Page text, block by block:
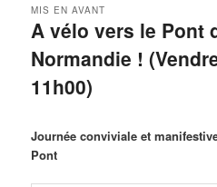
A vélo vers le Pont
Normandie !
11h00)
MIS EN AVANT
Journée conviviale et
Pont